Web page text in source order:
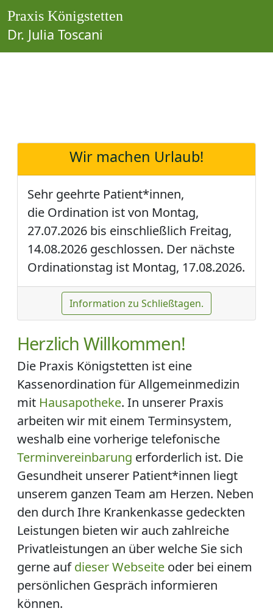
Praxis Königstetten
Dr. Julia Toscani
Herzlich Willkommen!
Die Praxis Königstetten ist eine
Kassenordination für Allgemeinmedizin
mit Hausapotheke. In unserer Praxis
arbeiten wir mit einem Terminsystem,
weshalb eine vorherige telefonische
Terminvereinbarung erforderlich ist. Die
Gesundheit unserer Patient*innen liegt
unserem ganzen Team am Herzen. Neben
den durch Ihre Krankenkasse gedeckten
Leistungen bieten wir auch zahlreiche
Privatleistungen an über welche Sie sich
gerne aufdieser Webseite oder bei einem
persönlichen Gespräch informieren
können.
Wir machen Urlaub!
Sehr geehrte Patient*innen,
die Ordination istvon Montag,
27.07.2026 bis einschließlich Freitag,
14.08.2026 geschlossen. Der nächste
Ordinationstag ist Montag, 17.08.2026.
Information zu Schließtagen.